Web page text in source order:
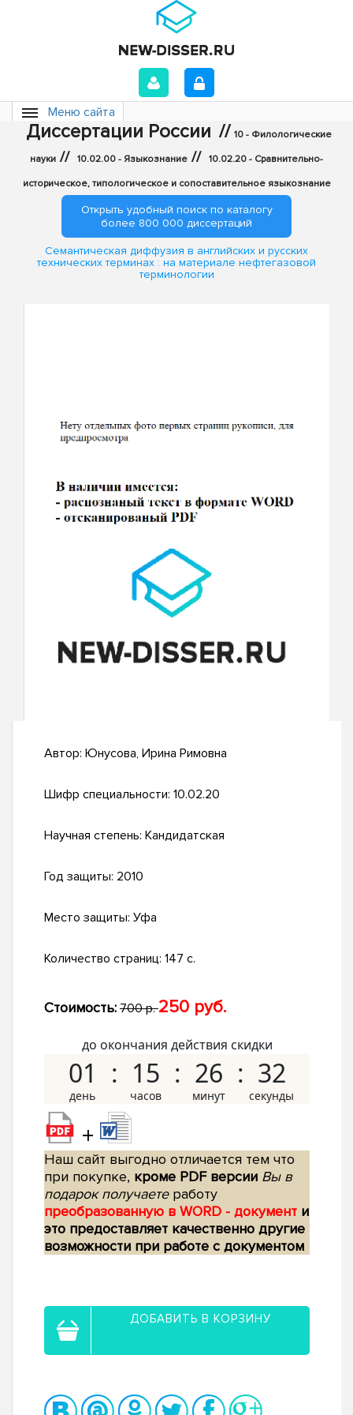
Меню сайта
Диссертации России // 10 - Филологические
науки // 10.02.00 - Языкознание // 10.02.20 - Сравнительно-
историческое, типологическое и сопоставительное языкознание
Открыть удобный поиск по каталогу
более 800 000 диссертаций
Семантическая диффузия в английских и русских
технических терминах : на материале нефтегазовой
терминологии
Автор: Юнусова, Ирина Римовна
Шифр специальности: 10.02.20
Научная степень: Кандидатская
Год защиты: 2010
Место защиты: Уфа
Количество страниц: 147 с.
Стоимость: 700 р.250 руб.
до окончания действия скидки
01 15 26 31
+
Наш сайт выгодно отличается тем что
при покупке, кроме PDF версии Вы в
подарок получаетеработу
преобразованную в WORD - документ и
это предоставляет качественно другие
возможности при работе с документом
ДОБАВИТЬ В КОРЗИНУ